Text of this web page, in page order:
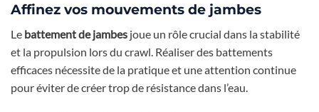
Affinez vos mouvements de jambes
Le battement de jambes joue un rôle crucial dans la stabilité
et la propulsion lors du crawl. Réaliser des battements
efficaces nécessite de la pratique et une attention continue
pour éviter de créer trop de résistance dans l’eau.